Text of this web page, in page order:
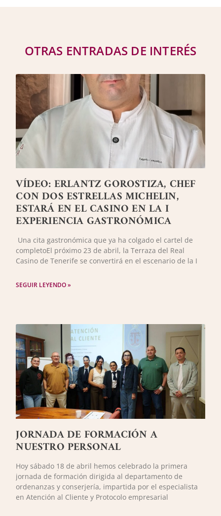
OTRAS ENTRADAS DE INTERÉS
VÍDEO: ERLANTZ GOROSTIZA, CHEF
CON DOS ESTRELLAS MICHELIN,
ESTARÁ EN EL CASINO EN LA I
EXPERIENCIA GASTRONÓMICA
Una cita gastronómica que ya ha colgado el cartel de
completoEl próximo 23 de abril, la Terraza del Real
Casino de Tenerife se convertirá en el escenario de la I
SEGUIR LEYENDO »
JORNADA DE FORMACIÓN A
NUESTRO PERSONAL
Hoy sábado 18 de abril hemos celebrado la primera
jornada de formación dirigida al departamento de
ordenanzas y conserjería, impartida por el especialista
en Atención al Cliente y Protocolo empresarial